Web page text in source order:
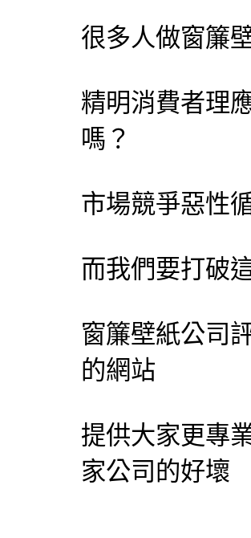
很多人做窗簾
精明消費者理
嗎？
市場競爭惡性
而我們要打破
窗簾壁紙公司
的網站
提供大家更專
家公司的好壞